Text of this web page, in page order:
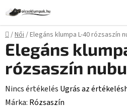
fő
tartalomhoz
Kezdőlap
/Női/Elegáns klumpa L-40 rózsaszín
Elegáns
rózsaszín
A
termék
Nincs értékelés Ugrás az
Márka: Rózsaszín